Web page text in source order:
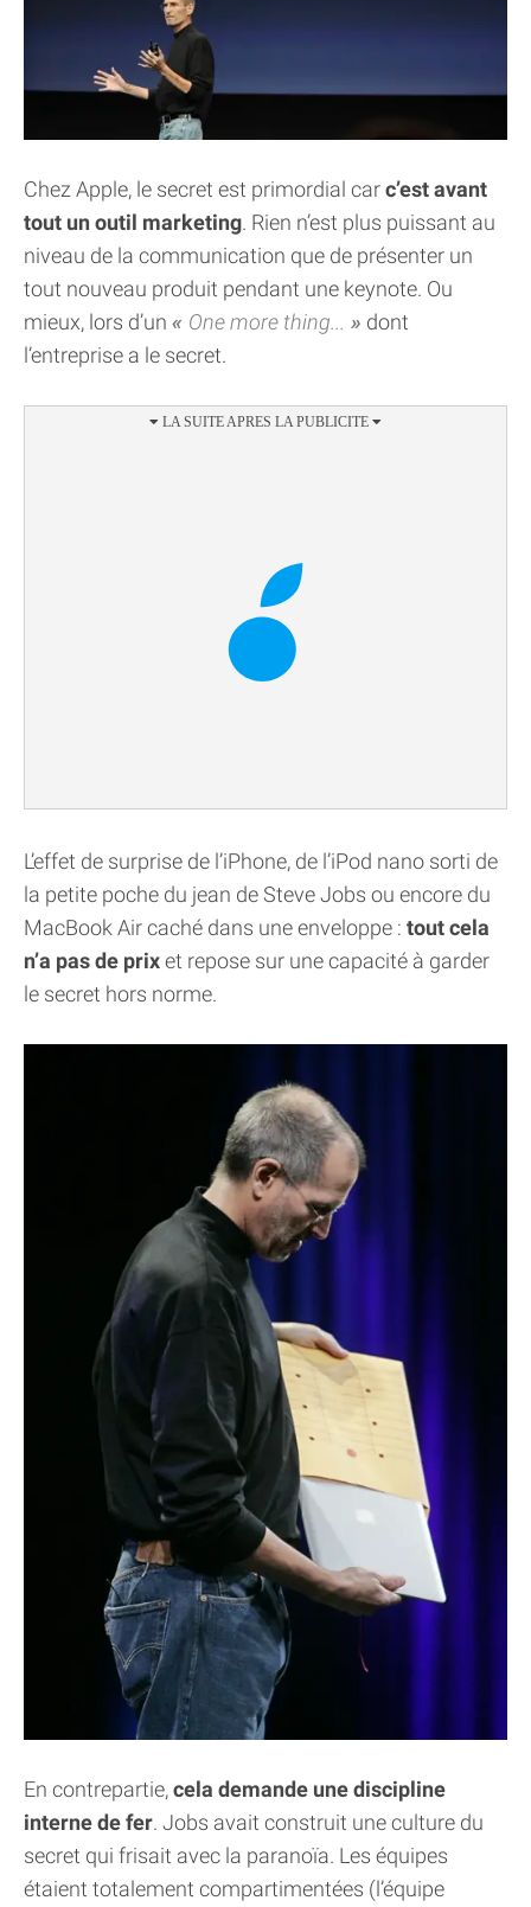
Chez Apple, le secret est primordial carc’est avant
tout un outil marketing. Rien n’est plus puissant au
niveau de la communication que de présenter un
tout nouveau produit pendant une keynote. Ou
mieux, lors d’un
One more thing...
dont
l’entreprise a le secret.
L’effet de surprise de l’iPhone, de l’iPod nano sorti de
la petite poche du jean de Steve Jobs ou encore du
MacBook Air caché dans une enveloppe : tout cela
n’a pas de prixet repose sur une capacité à garder
le secret hors norme.
En contrepartie,cela demande une discipline
interne de fer. Jobs avait construit une culture du
secret qui frisait avec la paranoïa. Les équipes
étaient totalement compartimentées (l’équipe